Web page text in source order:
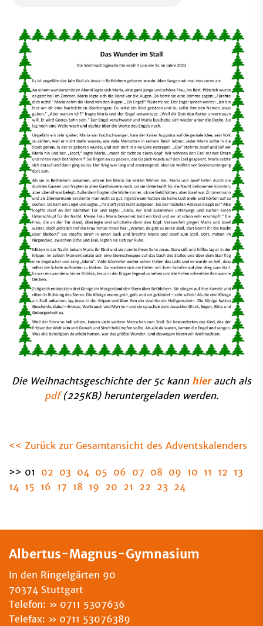
Die Weihnachtsgeschichte der 5c kann hier auch als
pdf(225KB) heruntergeladen werden.
<< Zurück zur Gesamtansicht des Adventskalenders
>> 01 02 03 04 05 06 07 08 09 10 11 12 13
14 15 16 17 18 19 20 21 22 23 24
Albertus-Magnus-Gymnasium
In den Ringelgärten 90
70374 Stuttgart
Telefon:
0711 5307636
Telefax:
0711 53076389